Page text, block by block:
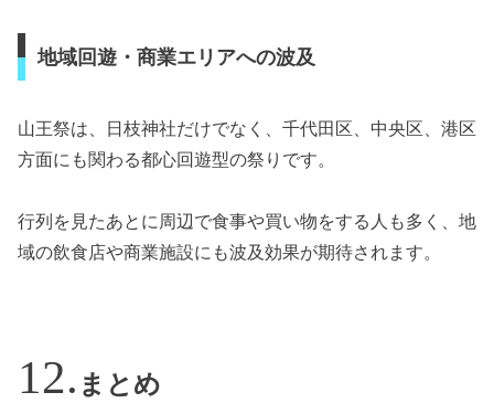
地域回遊・商業エリアへの波及
山王祭は、日枝神社だけでなく、千代田区、中央区、港区
方面にも関わる都心回遊型の祭りです。
行列を見たあとに周辺で食事や買い物をする人も多く、地
域の飲食店や商業施設にも波及効果が期待されます。
まとめ